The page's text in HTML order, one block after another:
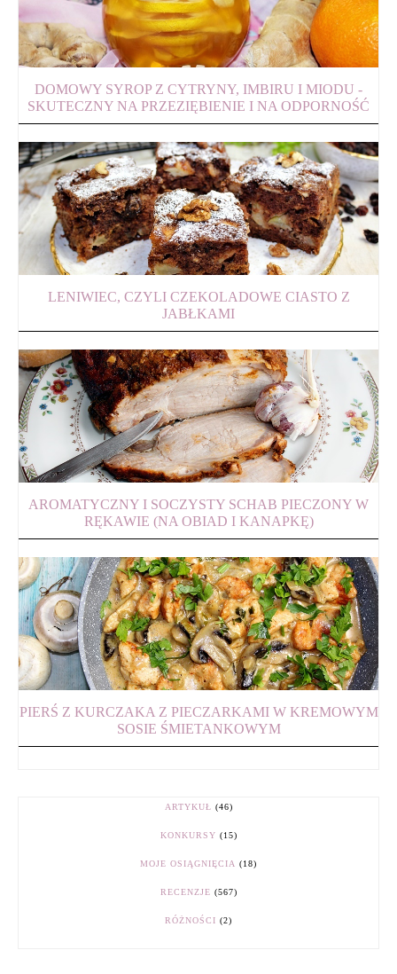
DOMOWY SYROP Z CYTRYNY, IMBIRU I MIODU -
SKUTECZNY NA PRZEZIĘBIENIE I NA ODPORNOŚĆ
LENIWIEC, CZYLI CZEKOLADOWE CIASTO Z
JABŁKAMI
AROMATYCZNY I SOCZYSTY SCHAB PIECZONY W
RĘKAWIE (NA OBIAD I KANAPKĘ)
PIERŚ Z KURCZAKA Z PIECZARKAMI W KREMOWYM
SOSIE ŚMIETANKOWYM
ARTYKUŁ (46)
KONKURSY (15)
MOJE OSIĄGNIĘCIA (18)
RECENZJE (567)
RÓŻNOŚCI (2)